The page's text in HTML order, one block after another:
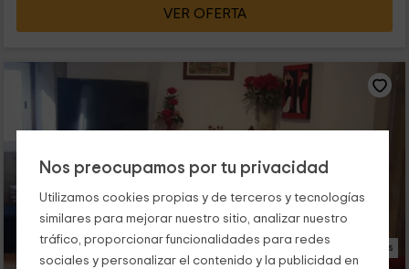
Nos preocupamos por tu privacidad
Utilizamos cookies propias y de terceros y tecnologías
similares para mejorar nuestro sitio, analizar nuestro
tráfico, proporcionar funcionalidades para redes
sociales y personalizar el contenido y la publicidad en
VER OFERTA
27 Fotos